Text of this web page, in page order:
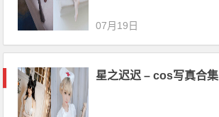
07月19日
星之迟迟 – cos写真合集